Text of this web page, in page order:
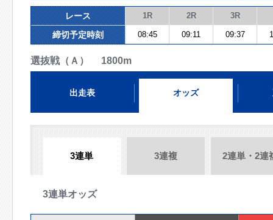
レース 1R 2R 3R
締切予定時刻 08:45 09:11 09:37
選抜戦（Ａ） 1800m
出走表 オッズ
3連単 3連複 2連単・2連
3連単オッズ